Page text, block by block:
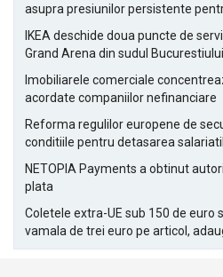
asupra presiunilor persistente
IKEA deschide doua puncte de
Grand Arena din sudul Bucurestiului
Imobiliarele comerciale
acordate companiilor nefinanciare
Reforma regulilor europene de
conditiile pentru detasarea
NETOPIA Payments a obtinut
plata
Coletele extra-UE sub 150 de euro
vamala de trei euro pe articol,